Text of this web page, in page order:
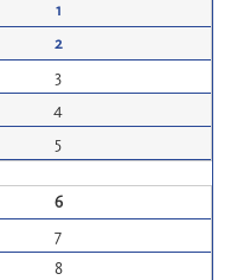
1
2
3
4
5
6
7
8